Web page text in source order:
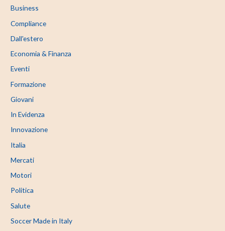
Business
Compliance
Dall'estero
Economia & Finanza
Eventi
Formazione
Giovani
In Evidenza
Innovazione
Italia
Mercati
Motori
Politica
Salute
Soccer Made in Italy